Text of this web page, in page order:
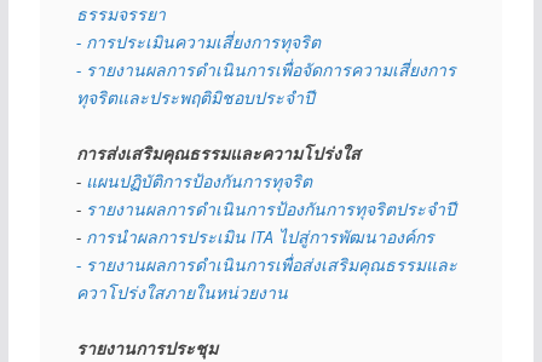
ธรรมจรรยา
- การประเมินความเสี่ยงการทุจริต
- รายงานผลการดำเนินการเพื่อจัดการความเสี่ยงการ
ทุจริตและประพฤติมิชอบประจำปี
การส่งเสริมคุณธรรมและความโปร่งใส
- แผนปฏิบัติการป้องกันการทุจริต
- รายงานผลการดำเนินการป้องกันการทุจริตประจำปี
- การนำผลการประเมิน ITA ไปสู่การพัฒนาองค์กร
- รายงานผลการดำเนินการเพื่อส่งเสริมคุณธรรมและ
ควาโปร่งใสภายในหน่วยงาน
รายงานการประชุม